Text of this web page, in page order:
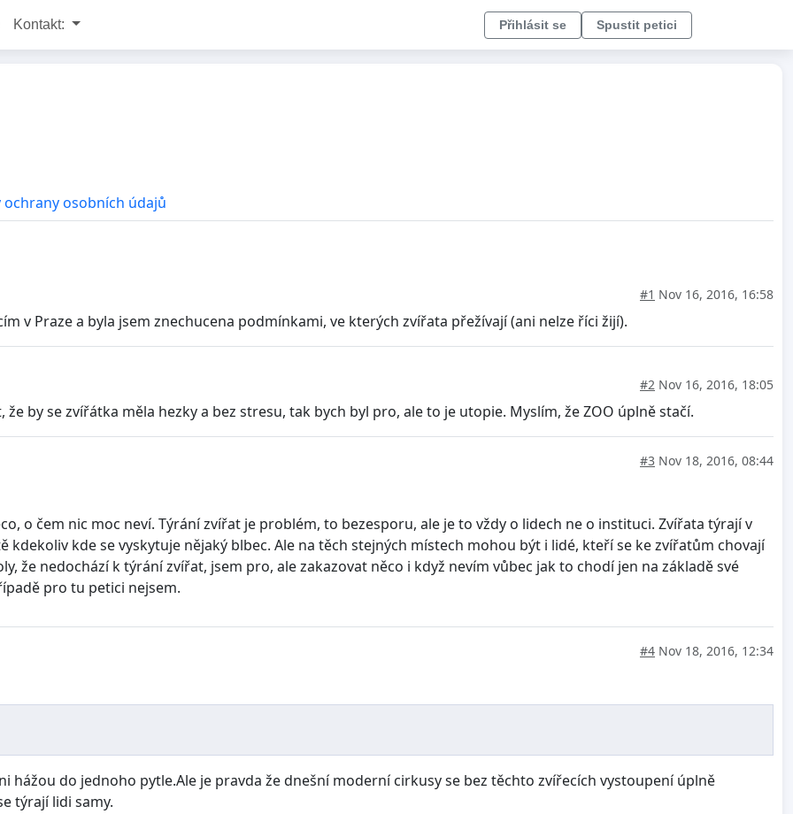
Kontakt: Přihlásit se Spustit petici
ochrany osobních údajů
#1 Nov 16, 2016, 16:58
v Praze a byla jsem znechucena podmínkami, ve kterých zvířata přežívají (ani nelze říci žijí).
#2 Nov 16, 2016, 18:05
by se zvířátka měla hezky a bez stresu, tak bych byl pro, ale to je utopie. Myslím, že ZOO úplně stačí.
#3 Nov 18, 2016, 08:44
o čem nic moc neví. Týrání zvířat je problém, to bezesporu, ale je to vždy o lidech ne o instituci. Zvířata týrají v
kdekoliv kde se vyskytuje nějaký blbec. Ale na těch stejných místech mohou být i lidé, kteří se ke zvířatům chovají
že nedochází k týrání zvířat, jsem pro, ale zakazovat něco i když nevím vůbec jak to chodí jen na základě své
pro tu petici nejsem.
#4 Nov 18, 2016, 12:34
hážou do jednoho pytle.Ale je pravda že dnešní moderní cirkusy se bez těchto zvířecích vystoupení úplně
týrají lidi samy.